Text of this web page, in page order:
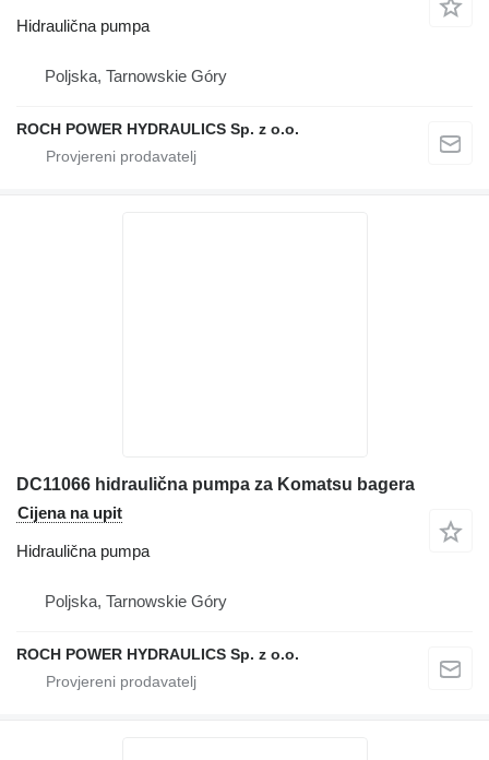
Hidraulična pumpa
Poljska, Tarnowskie Góry
ROCH POWER HYDRAULICS Sp. z o.o.
DC11066 hidraulična pumpa za Komatsu bagera
Cijena na upit
Hidraulična pumpa
Poljska, Tarnowskie Góry
ROCH POWER HYDRAULICS Sp. z o.o.